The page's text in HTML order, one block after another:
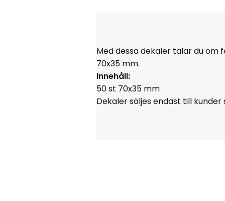
Med dessa dekaler talar du
70x35 mm.
Innehåll:
50 st 70x35 mm
Dekaler säljes endast till